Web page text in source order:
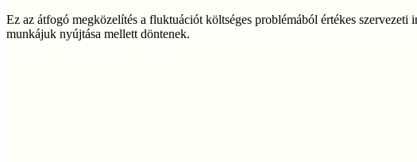
Ez az átfogó megközelítés a fluktuációt költséges problémából értékes
munkájuk nyújtása mellett döntenek.